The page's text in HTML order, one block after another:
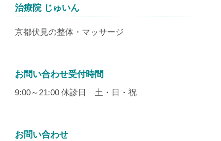
治療院 じゅいん
京都伏見の整体・マッサージ
お問い合わせ受付時間
9:00～21:00 休診日 土・日・祝
お問い合わせ